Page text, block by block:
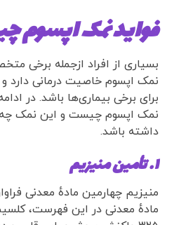
فواید نمک اپسوم
بسیاری از افراد ازجمله برخی
نمک اپسوم خاصیت درمانی دارد و
برای برخی بیماری‌ها باشد. در
نمک اپسوم چیست و این نمک چه
داشته باشد.
۱. تأمین منیزیم
منیزیم چهارمین مادهٔ معدنی
مادهٔ معدنی در این فهرست،